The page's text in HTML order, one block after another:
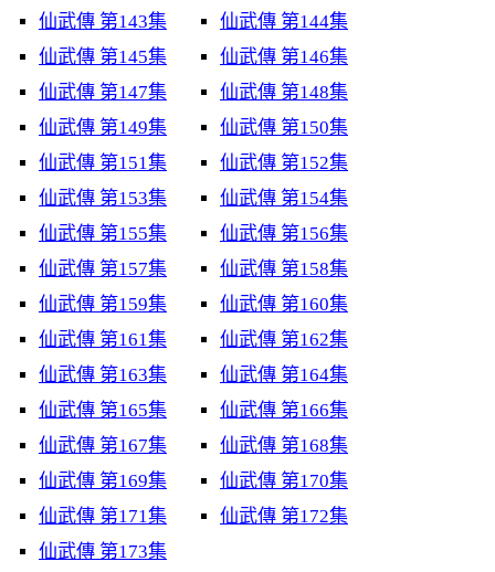
仙武傳 第143集
仙武傳 第144集
仙武傳 第145集
仙武傳 第146集
仙武傳 第147集
仙武傳 第148集
仙武傳 第149集
仙武傳 第150集
仙武傳 第151集
仙武傳 第152集
仙武傳 第153集
仙武傳 第154集
仙武傳 第155集
仙武傳 第156集
仙武傳 第157集
仙武傳 第158集
仙武傳 第159集
仙武傳 第160集
仙武傳 第161集
仙武傳 第162集
仙武傳 第163集
仙武傳 第164集
仙武傳 第165集
仙武傳 第166集
仙武傳 第167集
仙武傳 第168集
仙武傳 第169集
仙武傳 第170集
仙武傳 第171集
仙武傳 第172集
仙武傳 第173集